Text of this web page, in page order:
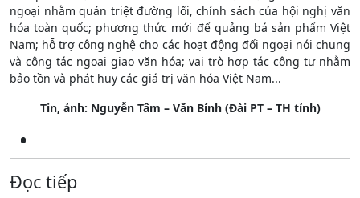
ngoại nhằm quán triệt đường lối, chính sách của hội nghị văn
hóa toàn quốc; phương thức mới để quảng bá sản phẩm Việt
Nam; hỗ trợ công nghệ cho các hoạt động đối ngoại nói chung
và công tác ngoại giao văn hóa; vai trò hợp tác công tư nhằm
bảo tồn và phát huy các giá trị văn hóa Việt Nam...
Tin, ảnh: Nguyễn Tâm – Văn Bính (Đài PT – TH tỉnh)
Đọc tiếp